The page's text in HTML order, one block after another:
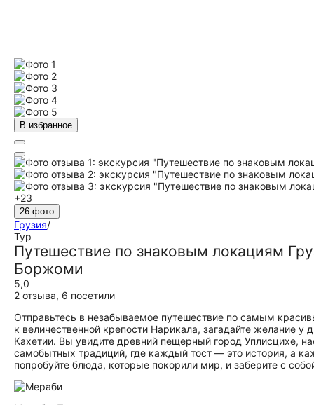
В избранное
+23
26 фото
Грузия/
Тур
Путешествие по знаковым локациям
Боржоми
5,0
2 отзыва, 6 посетили
Отправьтесь в незабываемое путешествие по самым
к величественной крепости Нарикала, загадайте желание
Кахетии. Вы увидите древний пещерный город Уплисцихе,
самобытных традиций, где каждый тост — это история, а
попробуйте блюда, которые покорили мир, и заберите с